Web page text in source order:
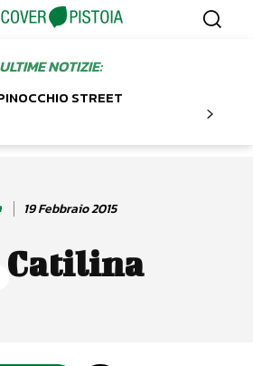
ULTIME NOTIZIE:
STREET
19 Febbraio 2015
Catilina